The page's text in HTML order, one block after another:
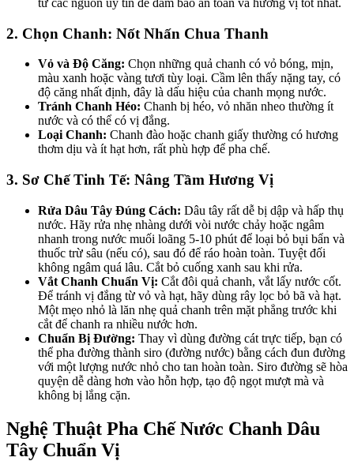
2. Chọn Chanh: Nốt Nhấn Chua Thanh
Vỏ và Độ Căng: Chọn những quả chanh có vỏ bóng, mịn,
màu xanh hoặc vàng tươi tùy loại. Cầm lên thấy nặng tay, có
độ căng nhất định, đây là dấu hiệu của chanh mọng nước.
Tránh Chanh Héo: Chanh bị héo, vỏ nhăn nheo thường ít
nước và có thể có vị đắng.
Loại Chanh: Chanh đào hoặc chanh giấy thường có hương
thơm dịu và ít hạt hơn, rất phù hợp để pha chế.
3. Sơ Chế Tinh Tế: Nâng Tầm Hương Vị
Rửa Dâu Tây Đúng Cách: Dâu tây rất dễ bị dập và hấp thụ
nước. Hãy rửa nhẹ nhàng dưới vòi nước chảy hoặc ngâm
nhanh trong nước muối loãng 5-10 phút để loại bỏ bụi bẩn và
thuốc trừ sâu (nếu có), sau đó để ráo hoàn toàn. Tuyệt đối
không ngâm quá lâu. Cắt bỏ cuống xanh sau khi rửa.
Vắt Chanh Chuẩn Vị: Cắt đôi quả chanh, vắt lấy nước cốt.
Để tránh vị đắng từ vỏ và hạt, hãy dùng rây lọc bỏ bã và hạt.
Một mẹo nhỏ là lăn nhẹ quả chanh trên mặt phẳng trước khi
cắt để chanh ra nhiều nước hơn.
Chuẩn Bị Đường: Thay vì dùng đường cát trực tiếp, bạn có
thể pha đường thành siro (đường nước) bằng cách đun đường
với một lượng nước nhỏ cho tan hoàn toàn. Siro đường sẽ hòa
quyện dễ dàng hơn vào hỗn hợp, tạo độ ngọt mượt mà và
không bị lắng cặn.
Nghệ Thuật Pha Chế Nước Chanh Dâu
Tây Chuẩn Vị